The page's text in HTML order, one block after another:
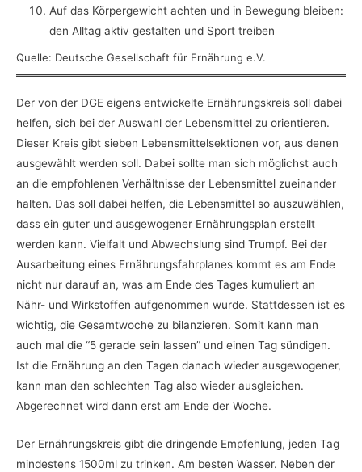
Auf das Körpergewicht achten und in Bewegung bleiben:
den Alltag aktiv gestalten und Sport treiben
Quelle: Deutsche Gesellschaft für Ernährung e.V.
Der von der DGE eigens entwickelte Ernährungskreis soll dabei
helfen, sich bei der Auswahl der Lebensmittel zu orientieren.
Dieser Kreis gibt sieben Lebensmittelsektionen vor, aus denen
ausgewählt werden soll. Dabei sollte man sich möglichst auch
an die empfohlenen Verhältnisse der Lebensmittel zueinander
halten. Das soll dabei helfen, die Lebensmittel so auszuwählen,
dass ein guter und ausgewogener Ernährungsplan erstellt
werden kann. Vielfalt und Abwechslung sind Trumpf. Bei der
Ausarbeitung eines Ernährungsfahrplanes kommt es am Ende
nicht nur darauf an, was am Ende des Tages kumuliert an
Nähr- und Wirkstoffen aufgenommen wurde. Stattdessen ist es
wichtig, die Gesamtwoche zu bilanzieren. Somit kann man
auch mal die “5 gerade sein lassen” und einen Tag sündigen.
Ist die Ernährung an den Tagen danach wieder ausgewogener,
kann man den schlechten Tag also wieder ausgleichen.
Abgerechnet wird dann erst am Ende der Woche.
Der Ernährungskreis gibt die dringende Empfehlung, jeden Tag
mindestens 1500ml zu trinken. Am besten Wasser. Neben der